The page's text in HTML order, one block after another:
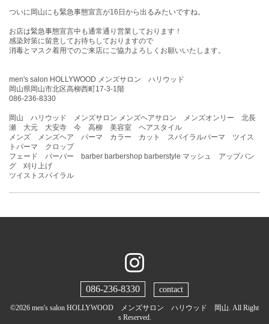
ついに岡山にも緊急事態宣言が16日から出るみたいですね。
お店は緊急事態宣言中も通常通り営業しております！
感染対策に留意してお待ちしておりますので
消毒とマスク着用でのご来店にご協力よろしくお願いいたします。
men's salon HOLLYWOOD メンズサロン ハリウッド
岡山県岡山市北区高柳西町17-3-1階
086-236-8330
岡山 ハリウッド メンズサロン メンズヘアサロン メンズオンリー 北長
瀬 大元 大安寺 今 高柳 美容室 ヘアスタイル
メンズ メンズヘア パーマ カラー カット スパイラルパーマ ツイス
トパーマ クロップ
フェード バーバー barber barbershop barberstyle マッシュ アップバン
グ 刈り上げ
ツイストスパイラル
086-236-8330 contact
©2026 men's salon HOLLYWOOD メンズサロン ハリウッド 岡山. All Right
s Reserved.